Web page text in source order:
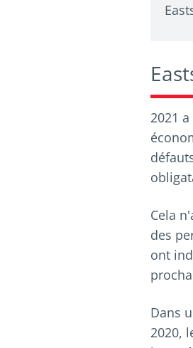
2021
Cela
des
ont
Dans
2020,